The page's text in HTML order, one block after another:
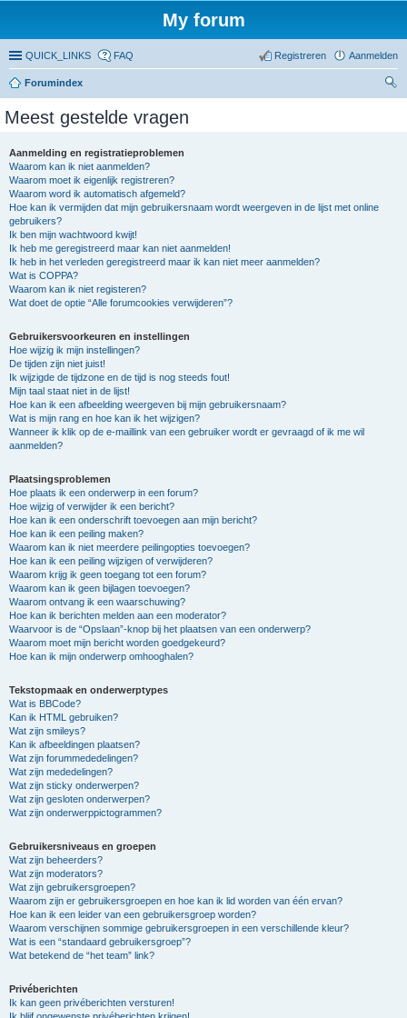
My forum
QUICK_LINKS FAQ Aanmelden
Registreren
Forumindex
Meest gestelde vragen
Aanmelding en registratieproblemen
Waarom kan ik niet aanmelden?
Waarom moet ik eigenlijk registreren?
Waarom word ik automatisch afgemeld?
Hoe kan ik vermijden dat mijn gebruikersnaam wordt weergeven in de lijst met online
gebruikers?
Ik ben mijn wachtwoord kwijt!
Ik heb me geregistreerd maar kan niet aanmelden!
Ik heb in het verleden geregistreerd maar ik kan niet meer aanmelden?
Wat is COPPA?
Waarom kan ik niet registeren?
Wat doet de optie “Alle forumcookies verwijderen”?
Gebruikersvoorkeuren en instellingen
Hoe wijzig ik mijn instellingen?
De tijden zijn niet juist!
Ik wijzigde de tijdzone en de tijd is nog steeds fout!
Mijn taal staat niet in de lijst!
Hoe kan ik een afbeelding weergeven bij mijn gebruikersnaam?
Wat is mijn rang en hoe kan ik het wijzigen?
Wanneer ik klik op de e-maillink van een gebruiker wordt er gevraagd of ik me wil
aanmelden?
Plaatsingsproblemen
Hoe plaats ik een onderwerp in een forum?
Hoe wijzig of verwijder ik een bericht?
Hoe kan ik een onderschrift toevoegen aan mijn bericht?
Hoe kan ik een peiling maken?
Waarom kan ik niet meerdere peilingopties toevoegen?
Hoe kan ik een peiling wijzigen of verwijderen?
Waarom krijg ik geen toegang tot een forum?
Waarom kan ik geen bijlagen toevoegen?
Waarom ontvang ik een waarschuwing?
Hoe kan ik berichten melden aan een moderator?
Waarvoor is de “Opslaan”-knop bij het plaatsen van een onderwerp?
Waarom moet mijn bericht worden goedgekeurd?
Hoe kan ik mijn onderwerp omhooghalen?
Tekstopmaak en onderwerptypes
Wat is BBCode?
Kan ik HTML gebruiken?
Wat zijn smileys?
Kan ik afbeeldingen plaatsen?
Wat zijn forummededelingen?
Wat zijn mededelingen?
Wat zijn sticky onderwerpen?
Wat zijn gesloten onderwerpen?
Wat zijn onderwerppictogrammen?
Gebruikersniveaus en groepen
Wat zijn beheerders?
Wat zijn moderators?
Wat zijn gebruikersgroepen?
Waarom zijn er gebruikersgroepen en hoe kan ik lid worden van één ervan?
Hoe kan ik een leider van een gebruikersgroep worden?
Waarom verschijnen sommige gebruikersgroepen in een verschillende kleur?
Wat is een “standaard gebruikersgroep”?
Wat betekend de “het team” link?
Privéberichten
Ik kan geen privéberichten versturen!